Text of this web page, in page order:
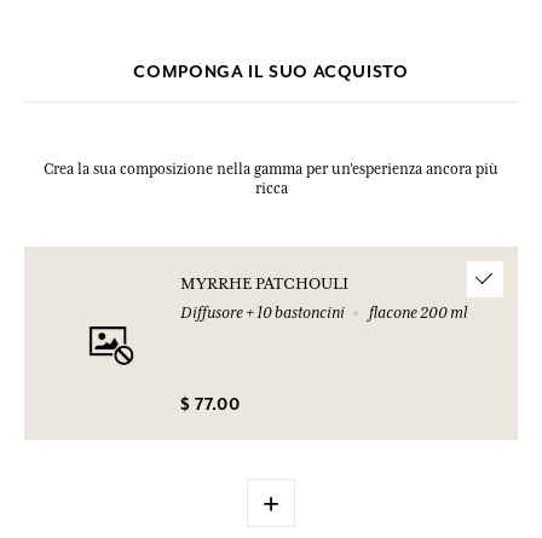
COMPONGA IL SUO ACQUISTO
Crea la sua composizione nella gamma per un’esperienza ancora più
ricca
MYRRHE PATCHOULI
Diffusore + 10 bastoncini
flacone 200 ml
$ 77.00
+